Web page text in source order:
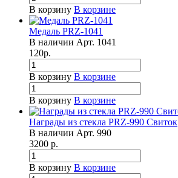
В корзину В корзине
Медаль PRZ-1041
В наличии Арт. 1041
120р.
В корзину В корзине
В корзину В корзине
Награды из стекла PRZ-990 Свиток
В наличии Арт. 990
3200 р.
В корзину В корзине